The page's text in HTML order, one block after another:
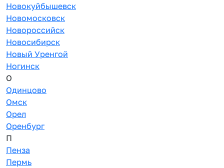
Новокуйбышевск
Новомосковск
Новороссийск
Новосибирск
Новый Уренгой
Ногинск
О
Одинцово
Омск
Орел
Оренбург
П
Пенза
Пермь